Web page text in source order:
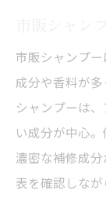
市販シャンプ
成分や香料が
シャンプーは
い成分が中心
濃密な補修成
表を確認しなが